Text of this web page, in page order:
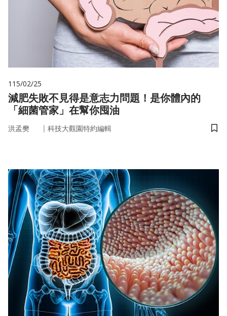
115/02/25
減肥失敗不見得是意志力問題！是你體內的
「細菌管家」在幫你囤油
洪孟樊 ｜ 科技大觀園特約編輯
儲